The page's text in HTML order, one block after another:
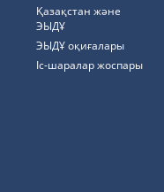
Қазақстан және
ЭЫДҰ
ЭЫДҰ оқиғалары
Іс-шаралар жоспары